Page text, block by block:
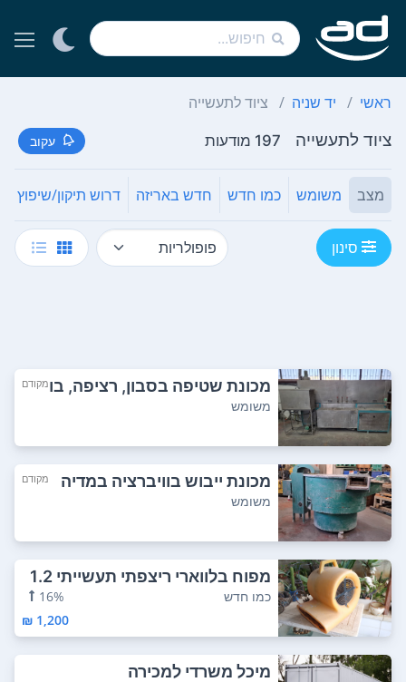
ראשי יד שניה ציוד לתעשייה
ציוד לתעשייה 197 מודעות עקוב
מצב משומש כמו חדש חדש באריזה דרוש תיקון/שיפוץ
סינון
מכונת שטיפה בסבון, רציפה, בו
רגית כולל יי...
מקודם
משומש
מכונת ייבוש בוויברציה במדיה
סופגת נוזלים...
מקודם
משומש
מפוח בלווארי ריצפתי תעשייתי 1.2
5 כ'ס TF ...
כמו חדש
16%
1,200 ₪
מיכל משרדי למכירה